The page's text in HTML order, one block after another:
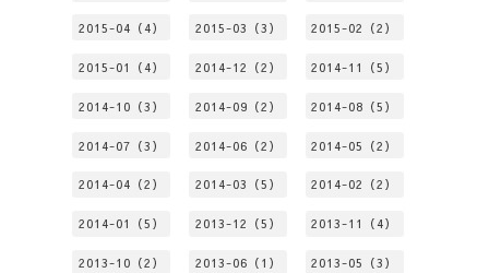
2015-04（4） 2015-03（3） 2015-02（2）
2015-01（4） 2014-12（2） 2014-11（5）
2014-10（3） 2014-09（2） 2014-08（5）
2014-07（3） 2014-06（2） 2014-05（2）
2014-04（2） 2014-03（5） 2014-02（2）
2014-01（5） 2013-12（5） 2013-11（4）
2013-10（2） 2013-06（1） 2013-05（3）